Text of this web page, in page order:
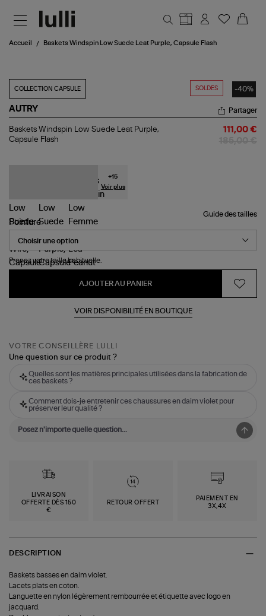
Accueil Baskets Windspin Low Suede Leat Purple, Capsule Flash
SOLDES -40%
COLLECTION CAPSULE
AUTRY
Baskets
Windspin
Low
Partager
Baskets Windspin Low Suede Leat Purple,
Capsule Flash
111,00 €
+15
Voir plus
Guide des tailles
Pointure
Prenez votre taille habituelle.
AJOUTER AU PANIER
VOIR DISPONIBILITÉ EN BOUTIQUE
VOTRE CONSEILLÈRE LULLI
Une question sur ce produit ?
Quelles sont les matières principales utilisées dans la fabrication de
ces baskets ?
Comment dois-je entretenir ces chaussures en daim violet pour
préserver leur qualité ?
LIVRAISON
OFFERTE DÈS 150
€
RETOUR OFFERT
PAIEMENT EN
3X,4X
DESCRIPTION
Baskets basses en daim violet.
Lacets plats en coton.
Languette en nylon légèrement rembourrée et étiquette avec logo en
jacquard.